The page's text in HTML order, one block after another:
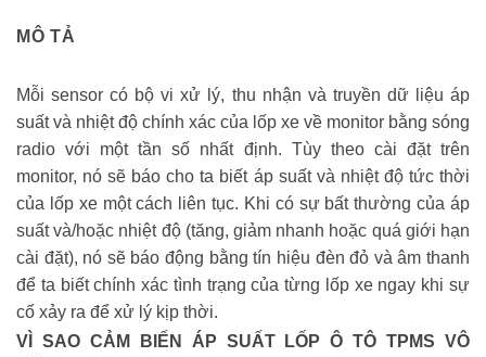
MÔ TẢ
Mỗi sensor có bộ vi xử lý, thu nhận và truyền dữ liệu áp
suất và nhiệt độ chính xác của lốp xe về monitor bằng sóng
radio với một tần số nhất định. Tùy theo cài đặt trên
monitor, nó sẽ báo cho ta biết áp suất và nhiệt độ tức thời
của lốp xe một cách liên tục. Khi có sự bất thường của áp
suất và/hoặc nhiệt độ (tăng, giảm nhanh hoặc quá giới hạn
cài đặt), nó sẽ báo động bằng tín hiệu đèn đỏ và âm thanh
để ta biết chính xác tình trạng của từng lốp xe ngay khi sự
cố xảy ra để xử lý kịp thời.
VÌ SAO CẢM BIẾN ÁP SUẤT LỐP Ô TÔ TPMS VÔ